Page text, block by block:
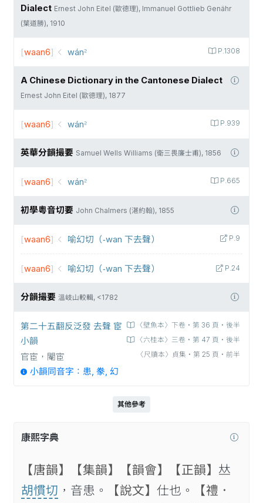
Dialect Ernest John Eitel (歐德理), Immanuel Gottlieb Genähr
(葉道勝), 1910
P.1308
[waan6] wán꜅
A Chinese Dictionary in the Cantonese Dialect
Ernest John Eitel (歐德理), 1877
P.939
[waan6] wán꜅
英華分韻撮要 Samuel Wells Williams (衛三畏廉士甫), 1856
P.665
[waan6] wán꜅
初學粵音切要 John Chalmers (湛約翰), 1855
P.9
[waan6] 喻幻切（-wan 下去聲）
P.24
[waan6] 喻幻切（-wan 下去聲）
分韻撮要 溫岐山較輯, <1782
〈壁魚本〉下卷‧第 36 頁‧後半
〈六桂本〉三卷‧第 47 頁‧後半
〈尺牘本〉貞集‧第 25 頁‧前半
第二十五翻反泛發 去聲 宦
小韻
官宦，閹宦
小韻同音字：患, 豢, 幻
其他參考
康熙字典
【唐韻】 【集韻】 【韻會】 【正韻】 𠀤
胡慣切 ，音患。 【說文】 仕也。
【禮．